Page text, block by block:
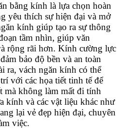
bằng kính là lựa chọn hoàn
yêu thích sự hiện đại và mở
kính giúp tạo ra sự thông
tầm nhìn, giúp văn
rộng rãi hơn. Kính cường lực
bảo độ bền và an toàn
ra, vách ngăn kính có thể
với các họa tiết tinh tế để
mà không làm mất đi tính
kính và các vật liệu khác như
lại vẻ đẹp hiện đại, chuyên
việc.